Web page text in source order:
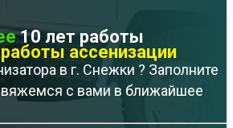
10 лет работы
работы ассенизации
в г. Снежки ? Заполните
с вами в ближайшее